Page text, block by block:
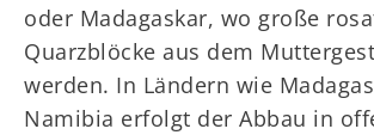
oder Madagaskar, wo große
Quarzblöcke aus dem
werden. In Ländern wie
Namibia erfolgt der Abbau in